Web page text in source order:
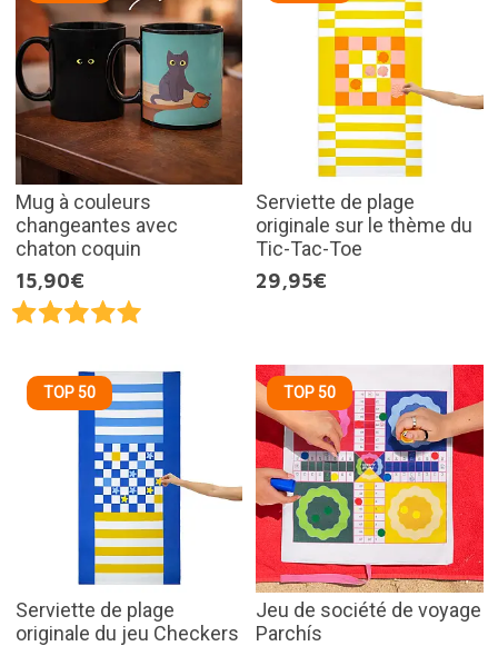
Mug à couleurs
changeantes avec
chaton coquin
15,90€
Serviette de plage
originale sur le thème du
Tic-Tac-Toe
29,95€
TOP 50
Serviette de plage
originale du jeu Checkers
TOP 50
Jeu de société de voyage
Parchís